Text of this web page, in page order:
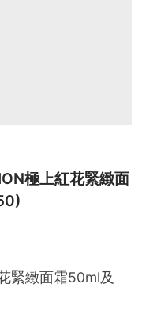
極上紅花緊緻面
緊緻面霜50ml及